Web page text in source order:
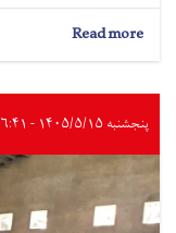
Read more
بلخ؛
۴۳۷
اړمنو
۱۳
ټنه
پنجشنبه ۱۴۰۵/۵/۱۵ - ۱۶:۴۱